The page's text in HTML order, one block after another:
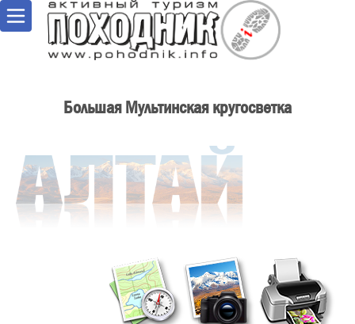
Большая Мультинская кругосветка